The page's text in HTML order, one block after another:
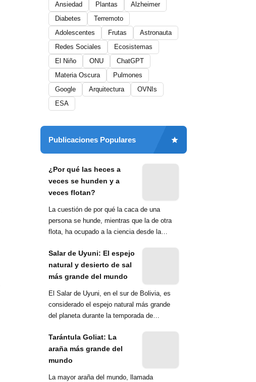
Ansiedad
Plantas
Alzheimer
Diabetes
Terremoto
Adolescentes
Frutas
Astronauta
Redes Sociales
Ecosistemas
El Niño
ONU
ChatGPT
Materia Oscura
Pulmones
Google
Arquitectura
OVNIs
ESA
Publicaciones Populares
¿Por qué las heces a
veces se hunden y a
veces flotan?
La cuestión de por qué la caca de una
persona se hunde, mientras que la de otra
flota, ha ocupado a la ciencia desde la
Salar de Uyuni: El espejo
natural y desierto de sal
más grande del mundo
El Salar de Uyuni, en el sur de Bolivia, es
considerado el espejo natural más grande
del planeta durante la temporada de
Tarántula Goliat: La
araña más grande del
mundo
La mayor araña del mundo, llamada